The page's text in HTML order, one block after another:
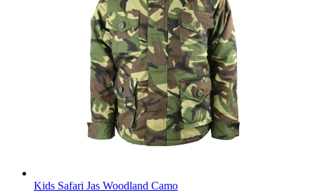
Kids Safari Jas Woodland Camo